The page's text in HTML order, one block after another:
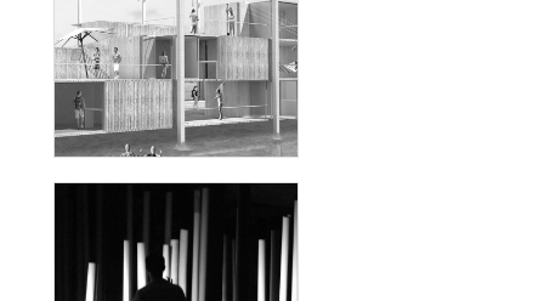
WIND STREET